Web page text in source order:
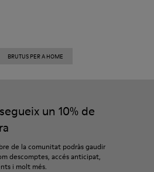
BRUTUS PER A HOME
un 10% de
de la comunitat podràs gaudir
descomptes, accés anticipat,
i molt més.